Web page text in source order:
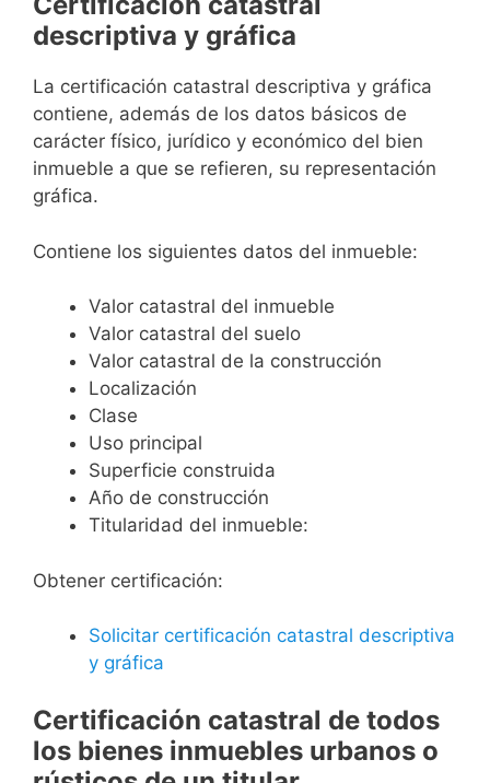
descriptiva y gráfica
La certificación catastral descriptiva y gráfica
contiene, además de los datos básicos de
carácter físico, jurídico y económico del bien
inmueble a que se refieren, su representación
gráfica.
Contiene los siguientes datos del inmueble:
Valor catastral del inmueble
Valor catastral del suelo
Valor catastral de la construcción
Localización
Clase
Uso principal
Superficie construida
Año de construcción
Titularidad del inmueble:
Obtener certificación:
Solicitar certificación catastral descriptiva
y gráfica
Certificación catastral de todos
los bienes inmuebles urbanos o